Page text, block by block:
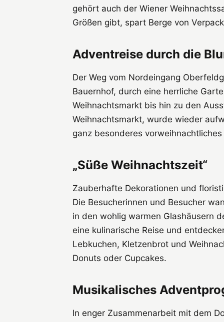
gehört auch der Wiener
Größen gibt, spart Berge von
Adventreise durch die
Der Weg vom Nordeingang
Bauernhof, durch eine herrliche
Weihnachtsmarkt bis hin zu den
Weihnachtsmarkt, wurde wieder
ganz besonderes
„Süße Weihnachtszeit“
Zauberhafte Dekorationen und
Die Besucherinnen und Besucher
in den wohlig warmen Glashäusern
eine kulinarische Reise und
Lebkuchen, Kletzenbrot und
Donuts oder Cupcakes.
Musikalisches
In enger Zusammenarbeit mit dem